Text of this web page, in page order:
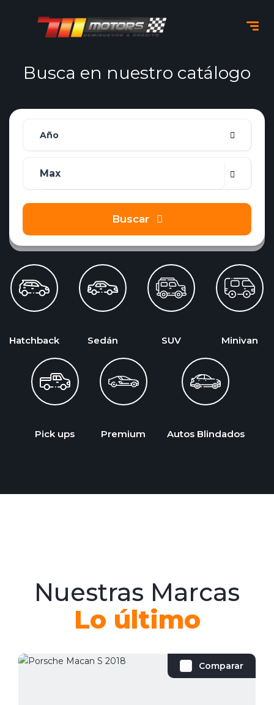
Busca en nuestro catálogo
Año
Buscar
Hatchback Sedán SUV Minivan
Pick ups Premium Autos Blindados
Nuestras Marcas
Lo último
Comparar